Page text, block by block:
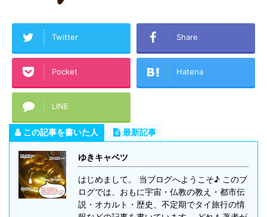
Twitter Share
Pocket Hatena
LINE
この記事を書いた人 最新記事
ゆきキャベツ
はじめまして。 当ブログへようこそ♪ このブ
ログでは、おもに宇宙・仏教の教え・都市伝
説・オカルト・歴史、不定期でタイ旅行の情